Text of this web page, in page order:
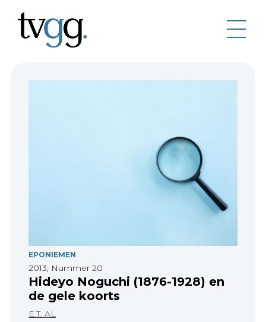
EPONIEMEN
2013, Nummer 20
Hideyo Noguchi (1876-1928) en
de gele koorts
E.T. AL